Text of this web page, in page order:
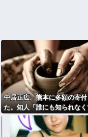
中居正広、熊本に多額の寄
た。知人「誰にも知られな
い、と公表してない」